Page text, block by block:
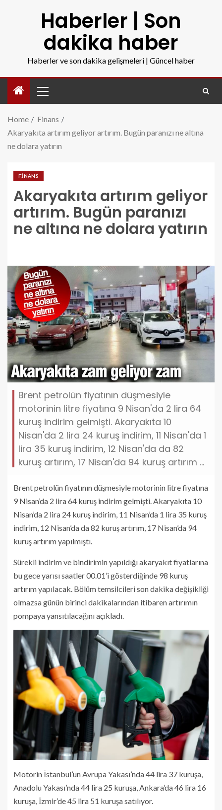
Haberler | Son
dakika haber
Haberler ve son dakika gelişmeleri | Güncel haber
Home
Finans
Akaryakıta artırım geliyor artırım. Bugün paranızı ne altına
ne dolara yatırın
FINANS
Akaryakıta artırım geliyor
artırım. Bugün paranızı
ne altına ne dolara yatırın
Brent petrolün fiyatının düşmesiyle
motorinin litre fiyatına 9 Nisan'da 2 lira 64
kuruş indirim gelmişti. Akaryakıta 10
Nisan'da 2 lira 24 kuruş indirim, 11 Nisan'da 1
lira 35 kuruş indirim, 12 Nisan'da da 82
kuruş artırım, 17 Nisan'da 94 kuruş artırım ...
Brent petrolün fiyatının düşmesiyle motorinin litre fiyatına
9 Nisan’da 2 lira 64 kuruş indirim gelmişti. Akaryakıta 10
Nisan’da 2 lira 24 kuruş indirim, 11 Nisan’da 1 lira 35 kuruş
indirim, 12 Nisan’da da 82 kuruş artırım, 17 Nisan’da 94
kuruş artırım yapılmıştı.
Sürekli indirim ve bindirimin yapıldığı akaryakıt fiyatlarına
bu gece yarısı saatler 00.01’i gösterdiğinde 98 kuruş
artırım yapılacak. Bölüm temsilcileri son dakika değişikliği
olmazsa günün birinci dakikalarından itibaren artırımın
pompaya yansıtılacağını açıkladı.
Motorin İstanbul’un Avrupa Yakası’nda 44 lira 37 kuruşa,
Anadolu Yakası’nda 44 lira 25 kuruşa, Ankara’da 46 lira 16
kuruşa, İzmir’de 45 lira 51 kuruşa satılıyor.